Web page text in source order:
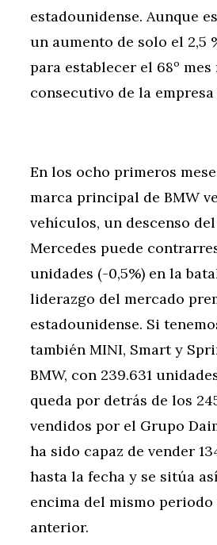
estadounidense. Aunque
un aumento de solo el 2,5
para establecer el 68º
consecutivo de la
En los ocho primeros
marca principal de BMW
vehículos, un descenso del
Mercedes puede
unidades (-0,5%) en la
liderazgo del mercado
estadounidense. Si
también MINI, Smart y
BMW, con 239.631
queda por detrás de los
vendidos por el Grupo
ha sido capaz de vender
hasta la fecha y se sitúa
encima del mismo periodo
anterior.